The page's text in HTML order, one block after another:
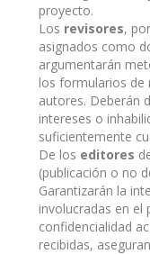
proyecto.
Los revisores,
asignados como
argumentarán
los formularios de
autores. Deberán
intereses o
suficientemente
De los editores
(publicación o no
Garantizarán la
involucradas en el
confidencialidad
recibidas,